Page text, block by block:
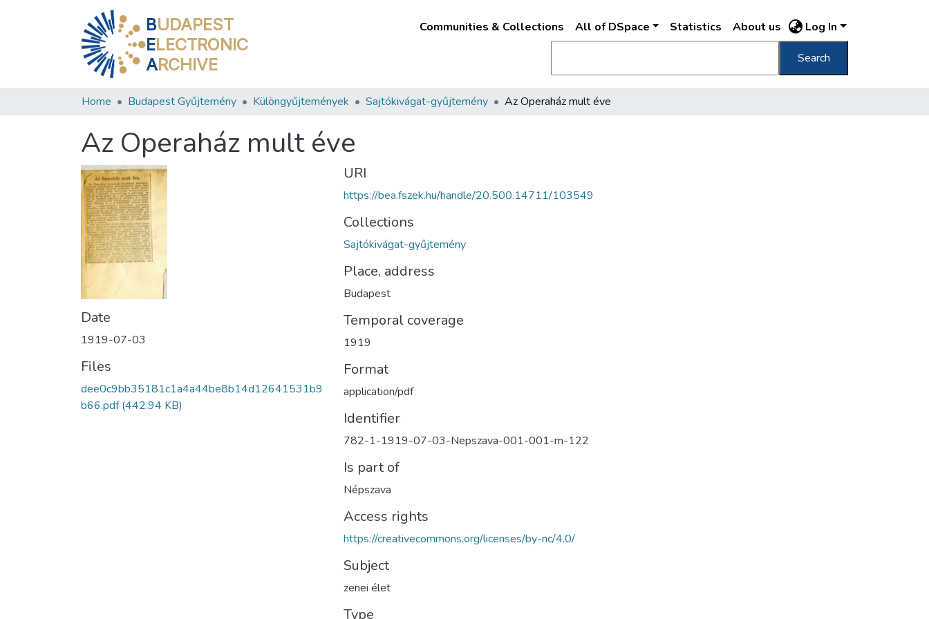
BUDAPEST
ELECTRONIC
ARCHIVE
Communities & Collections All of DSpace Statistics About us Log In
Search
Home Budapest Gyűjtemény Különgyűjtemények Sajtókivágat-gyűjtemény Az Operaház mult éve
Az Operaház mult éve
Date
1919-07-03
Files
dee0c9bb35181c1a4a44be8b14d12641531b9
b66.pdf(442.94 KB)
URI
https://bea.fszek.hu/handle/20.500.14711/103549
Collections
Sajtókivágat-gyűjtemény
Place, address
Budapest
Temporal coverage
1919
Format
application/pdf
Identifier
782-1-1919-07-03-Nepszava-001-001-m-122
Is part of
Népszava
Access rights
https://creativecommons.org/licenses/by-nc/4.0/
Subject
zenei élet
Type